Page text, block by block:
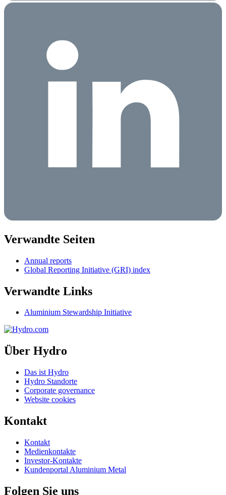
Verwandte Seiten
Annual reports
Global Reporting Initiative (GRI) index
Verwandte Links
Aluminium Stewardship Initiative
Über Hydro
Das ist Hydro
Hydro Standorte
Corporate governance
Website cookies
Kontakt
Kontakt
Medienkontakte
Investor-Kontakte
Kundenportal Aluminium Metal
Folgen Sie uns